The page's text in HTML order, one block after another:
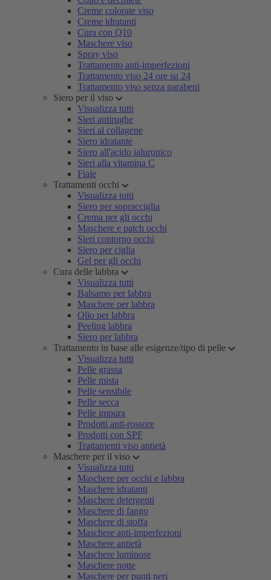
Creme colorate viso
Creme idratanti
Cura con Q10
Maschere viso
Spray viso
Trattamento anti-imperfezioni
Trattamento viso 24 ore su 24
Trattamento viso senza parabeni
Siero per il viso
Visualizza tutti
Sieri antirughe
Sieri al collagene
Siero idratante
Siero all'acido ialuronico
Sieri alla vitamina C
Fiale
Trattamenti occhi
Visualizza tutti
Siero per sopracciglia
Crema per gli occhi
Maschere e patch occhi
Sieri contorno occhi
Siero per ciglia
Gel per gli occhi
Cura delle labbra
Visualizza tutti
Balsamo per labbra
Maschere per labbra
Olio per labbra
Peeling labbra
Siero per labbra
Trattamento in base alle esigenze/tipo di pelle
Visualizza tutti
Pelle grassa
Pelle mista
Pelle sensibile
Pelle secca
Pelle impura
Prodotti anti-rossore
Prodotti con SPF
Trattamenti viso antietà
Maschere per il viso
Visualizza tutti
Maschere per occhi e labbra
Maschere idratanti
Maschere detergenti
Maschere di fango
Maschere di stoffa
Maschere anti-imperfezioni
Maschere antietà
Maschere luminose
Maschere notte
Maschere per punti neri